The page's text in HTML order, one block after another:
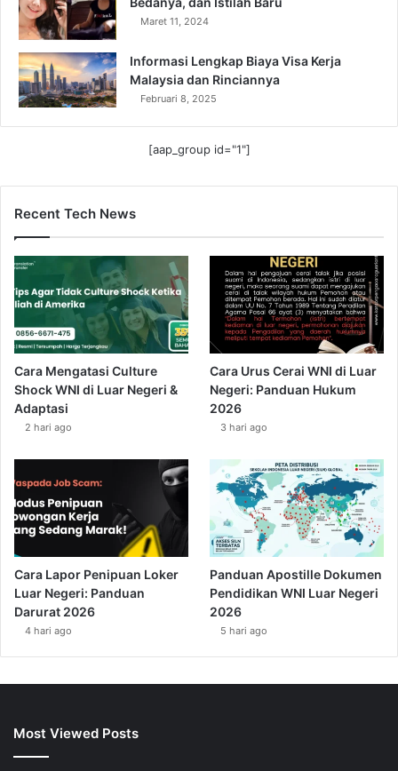
Maret 11, 2024
Informasi Lengkap Biaya Visa Kerja
Malaysia dan Rinciannya
Februari 8, 2025
[aap_group id="1"]
Recent Tech News
Cara Mengatasi Culture
Shock WNI di Luar Negeri &
Adaptasi
2 hari ago
Cara Urus Cerai WNI di Luar
Negeri: Panduan Hukum
2026
3 hari ago
Cara Lapor Penipuan Loker
Luar Negeri: Panduan
Darurat 2026
4 hari ago
Panduan Apostille Dokumen
Pendidikan WNI Luar Negeri
2026
5 hari ago
Most Viewed Posts